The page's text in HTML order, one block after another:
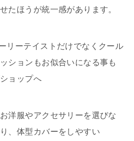
たほうが統一感があります。
リーテイストだけでなくクール
ションもお似合いになる事も
ョップへ
洋服やアクセサリーを選びな
、体型カバーをしやすい